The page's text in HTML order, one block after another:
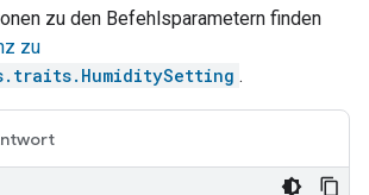
zu den Befehlsparametern finden
zu
.